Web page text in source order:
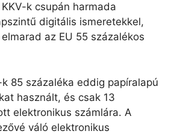
k csupán harmada
digitális ismeretekkel,
az EU 55 százalékos
85 százaléka eddig papíralapú
használt, és csak 13
elektronikus számlára. A
váló elektronikus